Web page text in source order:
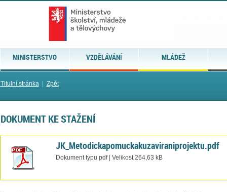
MINISTERSTVO VZDĚLÁVÁNÍ MLÁDEŽ
Titulní stránka| Zpět
DOKUMENT KE STAŽENÍ
JK_Metodickapomuckakuzaviraniprojektu.pdf
Dokument typu pdf | Velikost 264,63 kB